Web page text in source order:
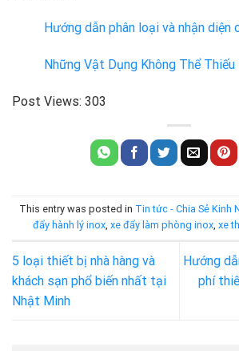
Hướng dẫn phân loại và nhận diện
Những Vật Dụng Không Thể
Post Views: 303
This entry was posted in Tin tức - Chia Sẻ Kinh
đẩy hành lý inox, xe đẩy làm phòng inox, xe
5 loại thiết bị nhà hàng và
khách sạn phổ biến nhất tại
Nhật Minh
Hướng
phí